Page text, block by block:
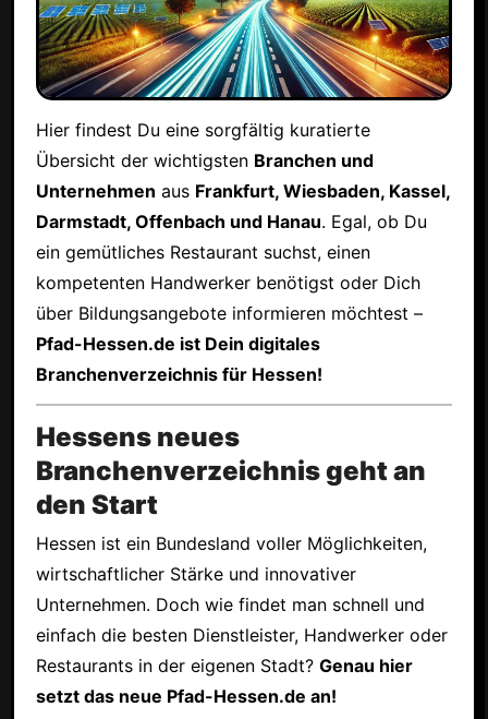
Hier findest Du eine sorgfältig kuratierte
Übersicht der wichtigsten Branchen und
Unternehmen aus Frankfurt, Wiesbaden, Kassel,
Darmstadt, Offenbach und Hanau. Egal, ob Du
ein gemütliches Restaurant suchst, einen
kompetenten Handwerker benötigst oder Dich
über Bildungsangebote informieren möchtest –
Pfad-Hessen.de ist Dein digitales
Branchenverzeichnis für Hessen!
Hessens neues
Branchenverzeichnis geht an
den Start
Hessen ist ein Bundesland voller Möglichkeiten,
wirtschaftlicher Stärke und innovativer
Unternehmen. Doch wie findet man schnell und
einfach die besten Dienstleister, Handwerker oder
Restaurants in der eigenen Stadt? Genau hier
setzt das neue Pfad-Hessen.de an!